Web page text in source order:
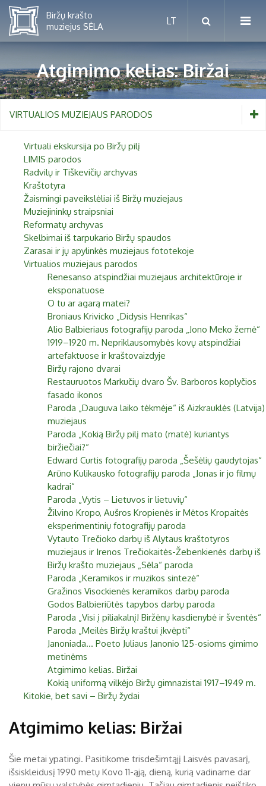
Mėnesio renginiai
Paaugliams nuo 11 iki 18 metų
Suaugusiems
Šeimoms
Proistorė
Biržai ir Radvilos
Biržų tvirtovės arsenalas
Religijos
Biržai XIX a.
Biržai XX a.
RUGPJŪTIS2026
Pr An
3
4 5 6 7 8
10
11 12 13
17
18 19 20 21 22
23
24
25 26 27 28 29
30
31
Atgimimo kelias: Biržai
VIRTUALIOS MUZIEJAUS PARODOS
Virtuali ekskursija po Biržų pilį
LIMIS parodos
Radvilų ir Tiškevičių archyvas
Kraštotyra
Žaismingi paveikslėliai iš Biržų muziejaus
Muziejininkų straipsniai
Reformatų archyvas
Skelbimai iš tarpukario Biržų spaudos
Zarasai ir jų apylinkės muziejaus fototekoje
Virtualios muziejaus parodos
Renesanso atspindžiai muziejaus architektūroje ir
eksponatuose
O tu ar agarą matei?
Broniaus Krivicko „Didysis Henrikas“
Alio Balbieriaus fotografijų paroda „Jono Meko žemė“
1919–1920 m. Nepriklausomybės kovų atspindžiai
artefaktuose ir kraštovaizdyje
Biržų rajono dvarai
Restauruotos Markučių dvaro Šv. Barboros koplyčios
fasado ikonos
Paroda „Dauguva laiko tėkmėje“ iš Aizkrauklės (Latvija)
muziejaus
Paroda „Kokią Biržų pilį mato (matė) kuriantys
biržiečiai?“
Edward Curtis fotografijų paroda „Šešėlių gaudytojas“
Arūno Kulikausko fotografijų paroda „Jonas ir jo filmų
kadrai“
Paroda „Vytis – Lietuvos ir lietuvių“
Žilvino Kropo, Aušros Kropienės ir Mėtos Kropaitės
eksperimentinių fotografijų paroda
Vytauto Trečioko darbų iš Alytaus kraštotyros
muziejaus ir Irenos Trečiokaitės-Žebenkienės darbų iš
Biržų krašto muziejaus „Sėla“ paroda
Paroda „Keramikos ir muzikos sintezė“
Gražinos Visockienės keramikos darbų paroda
Godos Balbieriūtės tapybos darbų paroda
Paroda „Visi į piliakalnį! Biržėnų kasdienybė ir šventės“
Paroda „Meilės Biržų kraštui įkvėpti“
Janoniada... Poeto Juliaus Janonio 125-osioms gimimo
metinėms
Atgimimo kelias. Biržai
Kokią uniformą vilkėjo Biržų gimnazistai 1917–1949 m.
Kitokie, bet savi – Biržų žydai
Atgimimo kelias: Biržai
Šie metai ypatingi. Pasitikome trisdešimtąjį Laisvės pavasarį,
išsiskleidusį 1990 metų Kovo 11-ąją, dieną, kurią vadiname dar